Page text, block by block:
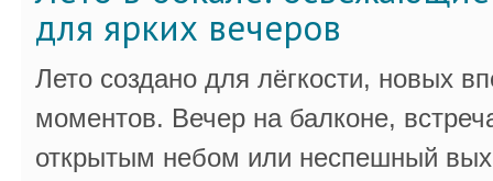
для ярких вечеров
Лето создано для лёгкости, новых
моментов. Вечер на балконе,
открытым небом или неспешный